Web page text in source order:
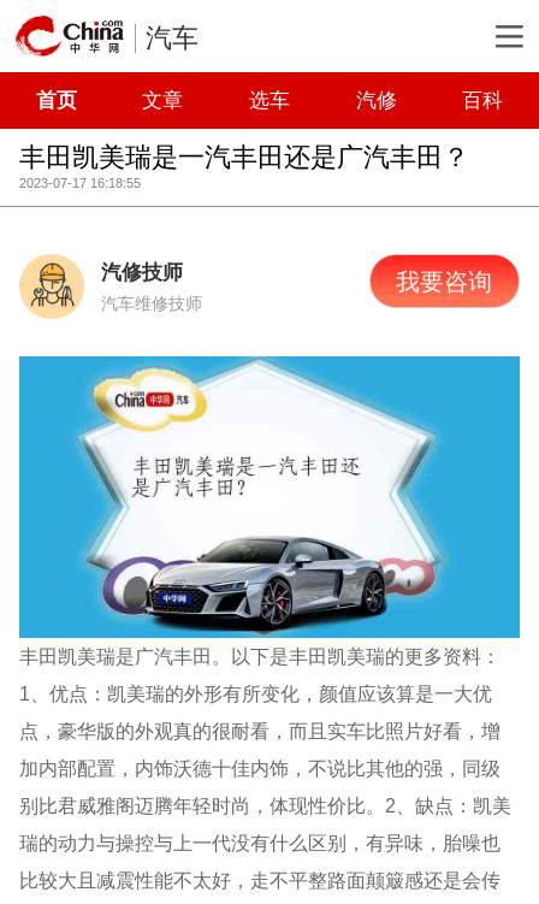
汽车
首页 文章 选车 汽修 百科
丰田凯美瑞是一汽丰田还是广汽丰田？
2023-07-17 16:18:55
汽修技师
汽车维修技师
我要咨询
丰田凯美瑞是广汽丰田。以下是丰田凯美瑞的更多资料：
1、优点：凯美瑞的外形有所变化，颜值应该算是一大优
点，豪华版的外观真的很耐看，而且实车比照片好看，增
加内部配置，内饰沃德十佳内饰，不说比其他的强，同级
别比君威雅阁迈腾年轻时尚，体现性价比。2、缺点：凯美
瑞的动力与操控与上一代没有什么区别，有异味，胎噪也
比较大且减震性能不太好，走不平整路面颠簸感还是会传